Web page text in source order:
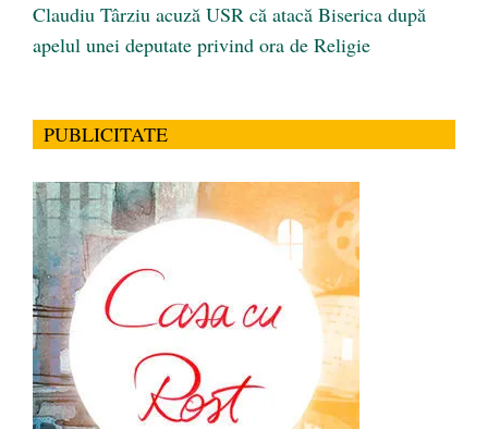
Claudiu Târziu acuză USR că atacă Biserica după
apelul unei deputate privind ora de Religie
PUBLICITATE